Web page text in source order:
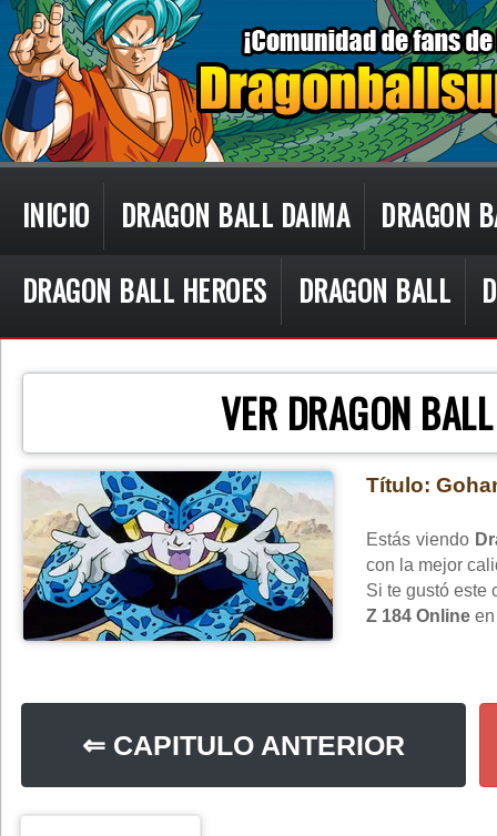
INICIO DRAGON BALL DAIMA
DRAGON
DRAGON BALL HEROES
DRAGON BALL
CON
VER DRAGON
Título:
Estás viendo
con la mejor
Si te gustó este
Z 184 Online
⇐ CAPITULO ANTERIOR